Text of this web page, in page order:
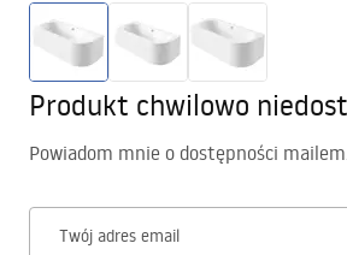
Produkt chwilowo
Powiadom mnie o dostępności
Twój adres email